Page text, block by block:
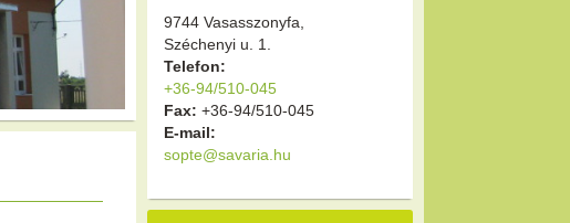
9744 Vasasszonyfa,
Széchenyi u. 1.
Telefon:
+36-94/510-045
Fax: +36-94/510-045
E-mail:
sopte@savaria.hu